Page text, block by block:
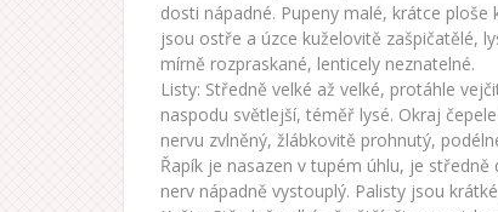
dosti nápadné. Pupeny malé, krátce
jsou ostře a úzce kuželovitě zašpičatělé,
mírně rozpraskané, lenticely neznatelné.
Listy: Středně velké až velké, protáhle
naspodu světlejší, téměř lysé. Okraj
nervu zvlněný, žlábkovitě prohnutý,
Řapík je nasazen v tupém úhlu, je
nerv nápadně vystouplý. Palisty jsou